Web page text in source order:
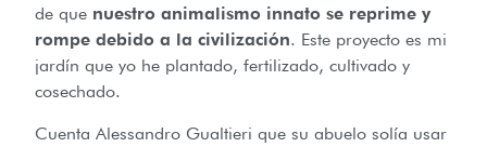
de que nuestro animalismo innato se reprime y
rompe debido a la civilización. Este proyecto es mi
jardín que yo he plantado, fertilizado, cultivado y
cosechado.
Cuenta Alessandro Gualtieri que su abuelo solía usar